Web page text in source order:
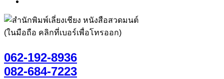
(ในมือถือ คลิกที่เบอร์เพื่อโทรออก)
062-192-8936
082-684-7223